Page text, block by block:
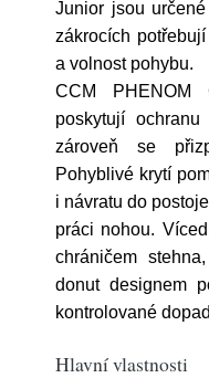
Junior jsou
zákrocích
a volnost pohybu.
CCM PHENOM
poskytují
zároveň se
Pohyblivé krytí
i návratu do
práci nohou.
chráničem
donut designem
kontrolované
Hlavní vlastnosti